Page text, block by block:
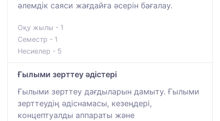
әлемдік саяси жағдайға әсерін бағалау.
Оқу жылы - 1
Семестр - 1
Несиелер - 5
Ғылыми зерттеу әдістері
Ғылыми зерттеу дағдыларын дамыту. Ғылыми
зерттеудің әдіснамасы, кезеңдері,
концептуалды аппараты және